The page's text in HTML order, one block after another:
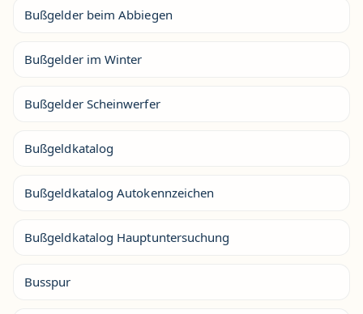
Bußgelder beim Abbiegen
Bußgelder im Winter
Bußgelder Scheinwerfer
Bußgeldkatalog
Bußgeldkatalog Autokennzeichen
Bußgeldkatalog Hauptuntersuchung
Busspur